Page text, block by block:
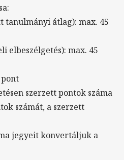
tanulmányi átlag): max. 45
elbeszélgetés): max. 45
szerzett pontok száma
számát, a szerzett
jegyeit konvertáljuk a